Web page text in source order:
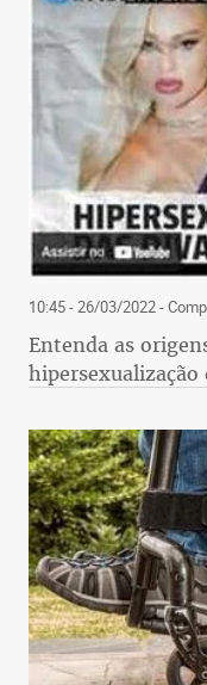
10:45 - 26/03/2022-
Entenda as
hipersexualização